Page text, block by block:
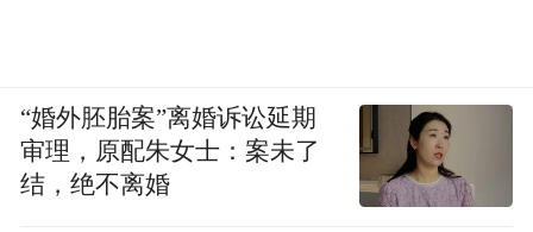
“婚外胚胎案”离婚诉讼延期
审理，原配朱女士：案未了
结，绝不离婚